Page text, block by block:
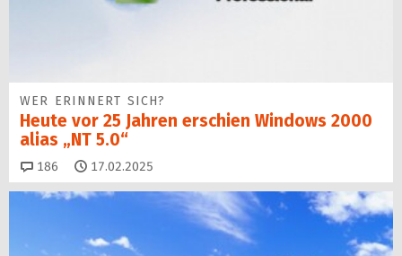
WER ERINNERT SICH?
Heute vor 25 Jahren erschien Windows 2000
alias „NT 5.0“
186 Kommentare
17.02.2025